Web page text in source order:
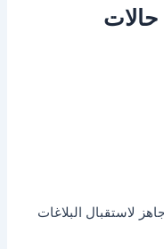
حالات
جاهز لاستقبال البلاغات